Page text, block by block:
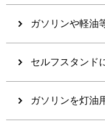
ガソリンや軽油
セルフスタンド
ガソリンを灯油